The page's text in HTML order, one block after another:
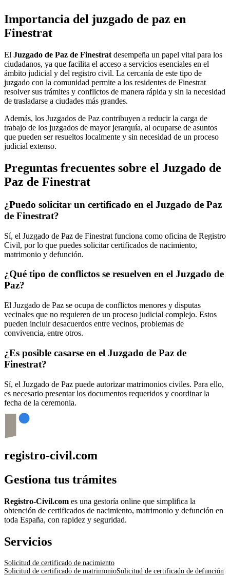
Importancia del juzgado de paz en
Finestrat
El Juzgado de Paz de Finestrat desempeña un papel vital para los
ciudadanos, ya que facilita el acceso a servicios esenciales en el
ámbito judicial y del registro civil. La cercanía de este tipo de
juzgado con la comunidad permite a los residentes de Finestrat
resolver sus trámites y conflictos de manera rápida y sin la necesidad
de trasladarse a ciudades más grandes.
Además, los Juzgados de Paz contribuyen a reducir la carga de
trabajo de los juzgados de mayor jerarquía, al ocuparse de asuntos
que pueden ser resueltos localmente y sin necesidad de un proceso
judicial extenso.
Preguntas frecuentes sobre el Juzgado de
Paz de Finestrat
¿Puedo solicitar un certificado en el Juzgado de Paz
de Finestrat?
Sí, el Juzgado de Paz de Finestrat funciona como oficina de Registro
Civil, por lo que puedes solicitar certificados de nacimiento,
matrimonio y defunción.
¿Qué tipo de conflictos se resuelven en el Juzgado de
Paz?
El Juzgado de Paz se ocupa de conflictos menores y disputas
vecinales que no requieren de un proceso judicial complejo. Estos
pueden incluir desacuerdos entre vecinos, problemas de
convivencia, entre otros.
¿Es posible casarse en el Juzgado de Paz de
Finestrat?
Sí, el Juzgado de Paz puede autorizar matrimonios civiles. Para ello,
es necesario presentar los documentos requeridos y coordinar la
fecha de la ceremonia.
registro-civil.com
Gestiona tus trámites
Registro-Civil.com es una gestoría online que simplifica la
obtención de certificados de nacimiento, matrimonio y defunción en
toda España, con rapidez y seguridad.
Servicios
Solicitud de certificado de nacimiento
Solicitud de certificado de matrimonioSolicitud de certificado de defunción